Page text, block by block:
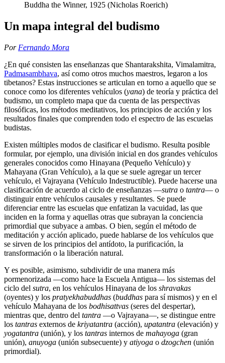
Buddha the Winner, 1925 (Nicholas Roerich)
Un mapa integral del budismo
Por Fernando Mora
¿En qué consisten las enseñanzas que Shantarakshita, Vimalamitra,
Padmasambhava, así como otros muchos maestros, legaron a los
tibetanos? Estas instrucciones se articulan en torno a aquello que se
conoce como los diferentes vehículos (yana) de teoría y práctica del
budismo, un completo mapa que da cuenta de las perspectivas
filosóficas, los métodos meditativos, los principios de acción y los
resultados finales que comprenden todo el espectro de las escuelas
budistas.
Existen múltiples modos de clasificar el budismo. Resulta posible
formular, por ejemplo, una división inicial en dos grandes vehículos
generales conocidos como Hinayana (Pequeño Vehículo) y
Mahayana (Gran Vehículo), a la que se suele agregar un tercer
vehículo, el Vajrayana (Vehículo Indestructible). Puede hacerse una
clasificación de acuerdo al ciclo de enseñanzas ―sutra o tantra― o
distinguir entre vehículos causales y resultantes. Se puede
diferenciar entre las escuelas que enfatizan la vacuidad, las que
inciden en la forma y aquellas otras que subrayan la conciencia
primordial que subyace a ambas. O bien, según el método de
meditación y acción aplicado, puede hablarse de los vehículos que
se sirven de los principios del antídoto, la purificación, la
transformación o la liberación natural.
Y es posible, asimismo, subdividir de una manera más
pormenorizada ―como hace la Escuela Antigua― los sistemas del
ciclo del sutra, en los vehículos Hinayana de los shravakas
(oyentes) y los pratyekhabuddhas (buddhas para sí mismos) y en el
vehículo Mahayana de los bodhisattvas (seres del despertar),
mientras que, dentro del tantra ―o Vajrayana―, se distingue entre
los tantras externos de kriyatantra (acción), upatantra (elevación) y
yogatantra (unión), y los tantras internos de mahayoga (gran
unión), anuyoga (unión subsecuente) y atiyoga o dzogchen (unión
primordial).